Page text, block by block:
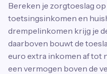
Bereken je zorgtoeslag op
toetsingsinkomen en
drempelinkomen krijg je
daarboven bouwt de
euro extra inkomen af tot
een vermogen boven de